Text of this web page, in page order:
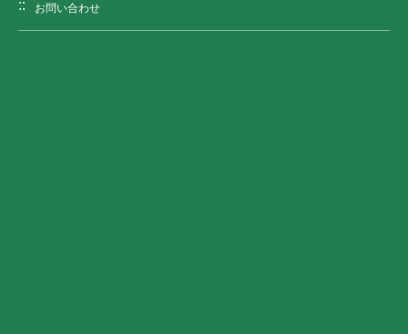
お問い合わせ